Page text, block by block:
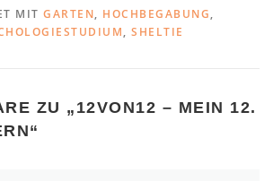
MIT GARTEN, HOCHBEGABUNG,
, SHELTIE
ZU „ 12VON12 – MEIN 12.
“